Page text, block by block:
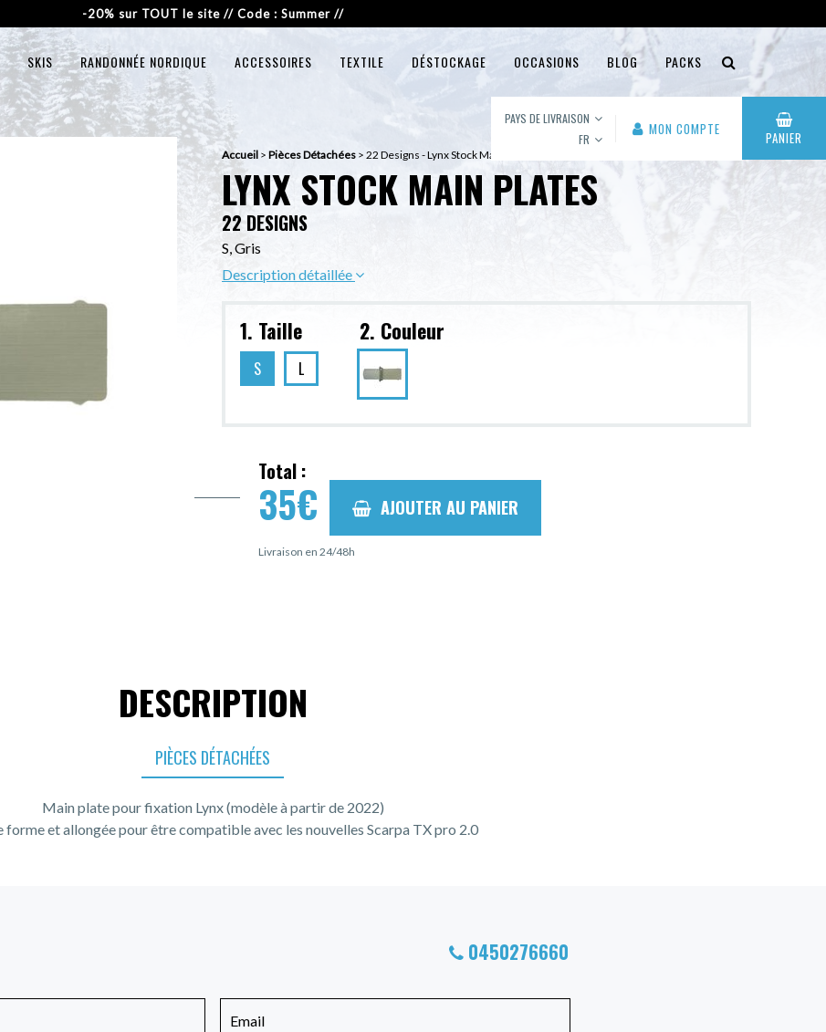
-20% sur TOUT le site // Code : Summer //
SKIS RANDONNÉE NORDIQUE ACCESSOIRES TEXTILE DÉSTOCKAGE OCCASIONS BLOG PACKS
PAYS DE LIVRAISON
FR
MON COMPTE PANIER
Accueil > Pièces Détachées > 22 Designs - Lynx Stock Main plates
LYNX STOCK MAIN PLATES
22 DESIGNS
S, Gris
Description détaillée
1. Taille
S L
2. Couleur
Total :
35€ AJOUTER AU PANIER
Livraison en 24/48h
DESCRIPTION
PIÈCES DÉTACHÉES
Main plate pour fixation Lynx (modèle à partir de 2022)
forme et allongée pour être compatible avec les nouvelles Scarpa TX pro 2.0
0450276660